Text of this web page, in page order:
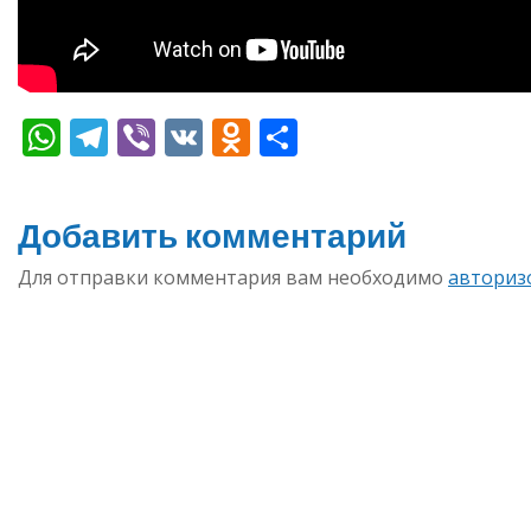
WhatsApp
Telegram
Viber
VK Odnoklassniki
Добавить комментарий
Для отправки комментария вам необходимо